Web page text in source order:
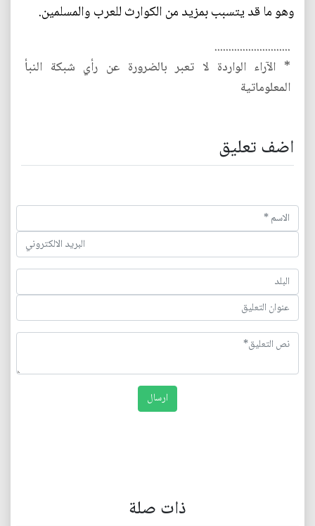
وهو ما قد يتسبب بمزيد من الكوارث للعرب والمسلمين.
...........................
* الآراء الواردة لا تعبر بالضرورة عن رأي شبكة النبأ
المعلوماتية
اضف تعليق
ذات صلة